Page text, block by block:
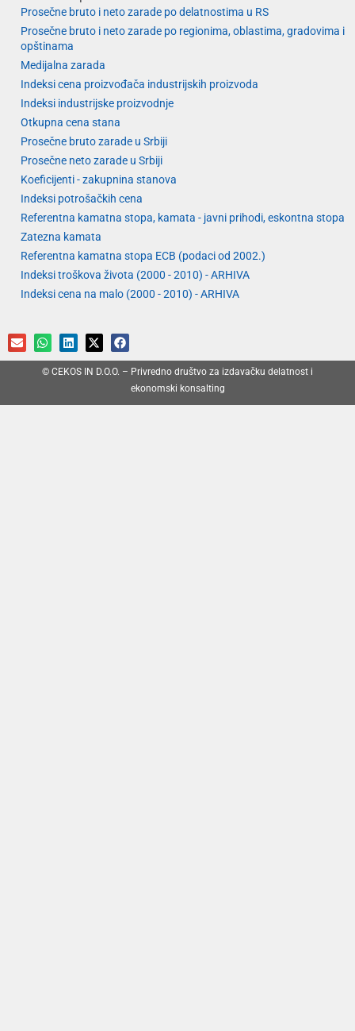
Prosečne bruto i neto zarade po delatnostima u RS
Prosečne bruto i neto zarade po regionima, oblastima, gradovima i
opštinama
Medijalna zarada
Indeksi cena proizvođača industrijskih proizvoda
Indeksi industrijske proizvodnje
Otkupna cena stana
Prosečne bruto zarade u Srbiji
Prosečne neto zarade u Srbiji
Koeficijenti - zakupnina stanova
Indeksi potrošačkih cena
Referentna kamatna stopa, kamata - javni prihodi, eskontna stopa
Zatezna kamata
Referentna kamatna stopa ECB (podaci od 2002.)
Indeksi troškova života (2000 - 2010) - ARHIVA
Indeksi cena na malo (2000 - 2010) - ARHIVA
© CEKOS IN D.O.O. – Privredno društvo za izdavačku delatnost i
ekonomski konsalting